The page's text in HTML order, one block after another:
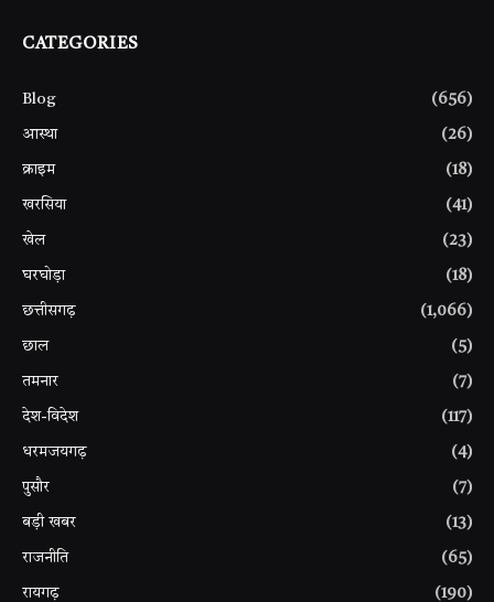
CATEGORIES
Blog (656)
आस्था (26)
क्राइम (18)
खरसिया (41)
खेल (23)
घरघोड़ा (18)
छत्तीसगढ़ (1,066)
छाल (5)
तमनार (7)
देश-विदेश (117)
धरमजयगढ़ (4)
पुसौर (7)
बड़ी खबर (13)
राजनीति (65)
रायगढ़ (190)